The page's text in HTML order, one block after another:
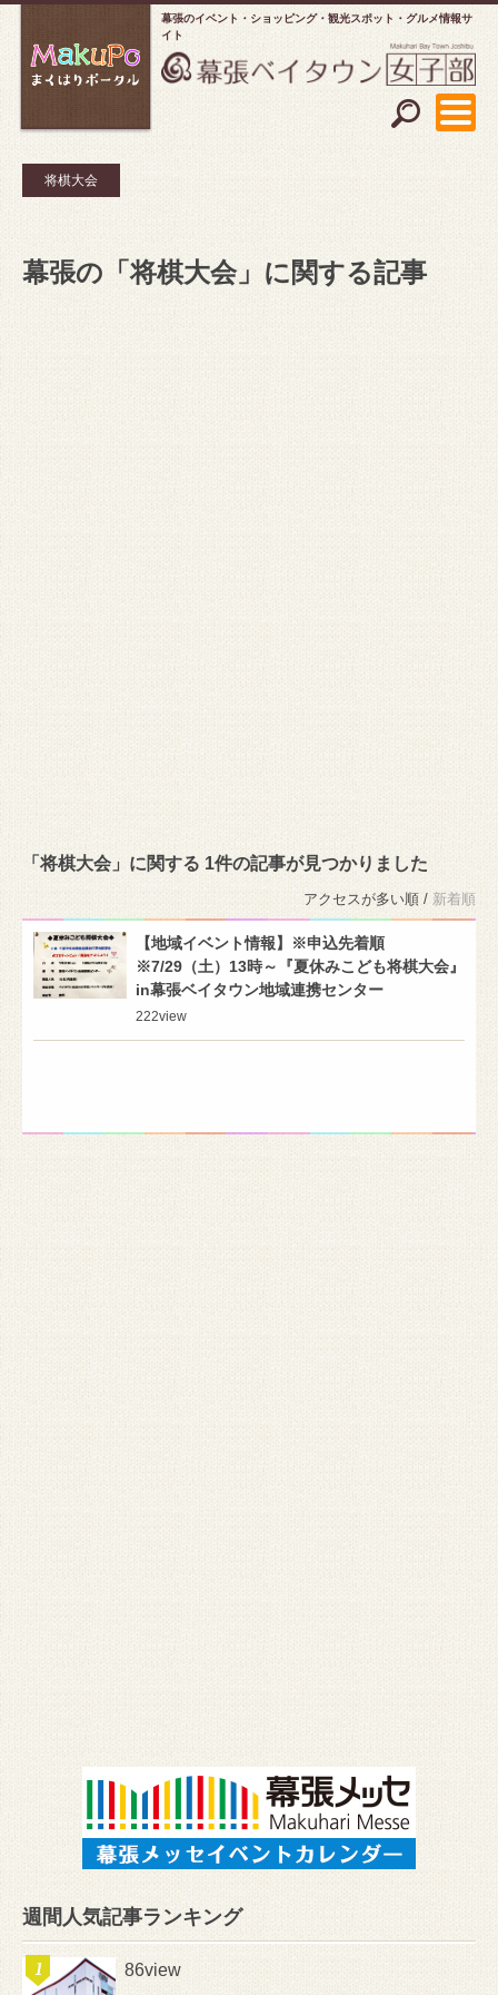
幕張のイベント・ショッピング
観光スポット・グルメ情報サ
イト
将棋大会
幕張の「将棋大会」に関する記事
「将棋大会」に関する 1件の記事が見つかりました
アクセスが多い順 / 新着順
【地域イベント情報】※申込先着順
※7/29（土）13時～『夏休みこども将棋大会』
in幕張ベイタウン地域連携センター
222view
週間人気記事ランキング
86view